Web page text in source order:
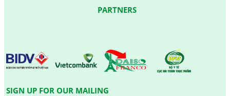
PARTNERS
SIGN UP FOR OUR MAILING